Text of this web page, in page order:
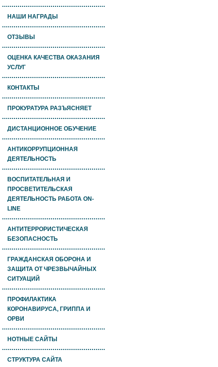
НАШИ НАГРАДЫ
ОТЗЫВЫ
ОЦЕНКА КАЧЕСТВА ОКАЗАНИЯ
УСЛУГ
КОНТАКТЫ
ПРОКУРАТУРА РАЗЪЯСНЯЕТ
ДИСТАНЦИОННОЕ ОБУЧЕНИЕ
АНТИКОРРУПЦИОННАЯ
ДЕЯТЕЛЬНОСТЬ
ВОСПИТАТЕЛЬНАЯ И
ПРОСВЕТИТЕЛЬСКАЯ
ДЕЯТЕЛЬНОСТЬ РАБОТА ON-
LINE
АНТИТЕРРОРИСТИЧЕСКАЯ
БЕЗОПАСНОСТЬ
ГРАЖДАНСКАЯ ОБОРОНА И
ЗАЩИТА ОТ ЧРЕЗВЫЧАЙНЫХ
СИТУАЦИЙ
ПРОФИЛАКТИКА
КОРОНАВИРУСА, ГРИППА И
ОРВИ
НОТНЫЕ САЙТЫ
СТРУКТУРА САЙТА